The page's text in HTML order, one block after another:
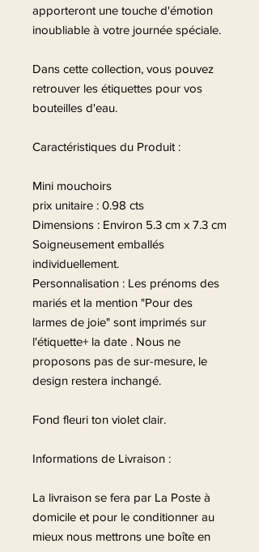
apporteront une touche d'émotion
inoubliable à votre journée spéciale.
Dans cette collection, vous pouvez
retrouver les étiquettes pour vos
bouteilles d'eau.
Caractéristiques du Produit :
Mini mouchoirs
prix unitaire : 0.98 cts
Dimensions : Environ 5.3 cm x 7.3 cm
Soigneusement emballés
individuellement.
Personnalisation : Les prénoms des
mariés et la mention "Pour des
larmes de joie" sont imprimés sur
l'étiquette+ la date . Nous ne
proposons pas de sur-mesure, le
design restera inchangé.
Fond fleuri ton violet clair.
Informations de Livraison :
La livraison se fera par La Poste à
domicile et pour le conditionner au
mieux nous mettrons une boîte en